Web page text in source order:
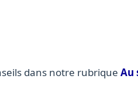
dans notre rubrique Au